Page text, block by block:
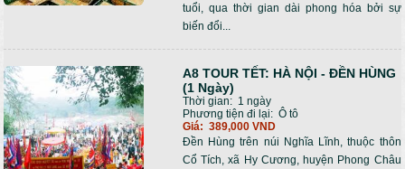
tuổi, qua thời gian dài phong hóa bởi sự
biến đổi...
A8 TOUR TẾT: HÀ NỘI - ĐỀN HÙNG
(1 Ngày)
Thời gian: 1 ngày
Phương tiện đi lại: Ô tô
Giá: 389,000 VND
Đền Hùng trên núi Nghĩa Lĩnh, thuộc thôn
Cổ Tích, xã Hy Cương, huyện Phong Châu